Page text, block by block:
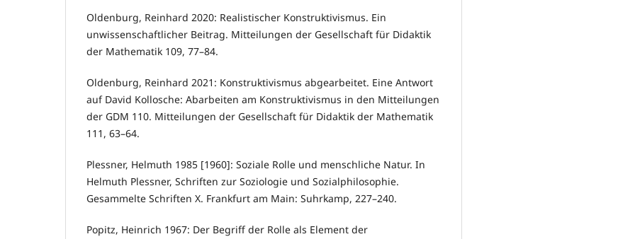
Oldenburg, Reinhard 2020: Realistischer Konstruktivismus. Ein
unwissenschaftlicher Beitrag. Mitteilungen der Gesellschaft für Didaktik
der Mathematik 109, 77–84.
Oldenburg, Reinhard 2021: Konstruktivismus abgearbeitet. Eine Antwort
auf David Kollosche: Abarbeiten am Konstruktivismus in den Mitteilungen
der GDM 110. Mitteilungen der Gesellschaft für Didaktik der Mathematik
111, 63–64.
Plessner, Helmuth 1985 [1960]: Soziale Rolle und menschliche Natur. In
Helmuth Plessner, Schriften zur Soziologie und Sozialphilosophie.
Gesammelte Schriften X. Frankfurt am Main: Suhrkamp, 227–240.
Popitz, Heinrich 1967: Der Begriff der Rolle als Element der